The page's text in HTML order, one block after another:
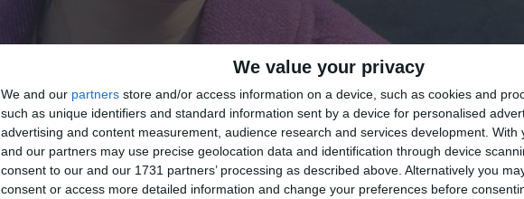
We value your privacy
We and our partners store and/or access information on a device, such as cookies and
such as unique identifiers and standard information sent by a device for personalised
advertising and content measurement, audience research and services development. With
and our partners may use precise geolocation data and identification through device
consent to our and our 1731 partners’ processing as described above. Alternatively you
consent or access more detailed information and change your preferences before
Redazione|